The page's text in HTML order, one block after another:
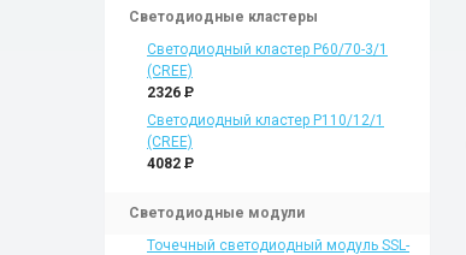
Светодиодные кластеры
Светодиодный кластер P60/70-3/1
(CREE)
2326 P
Светодиодный кластер P110/12/1
(CREE)
4082 P
Светодиодные модули
Точечный светодиодный модуль SSL-